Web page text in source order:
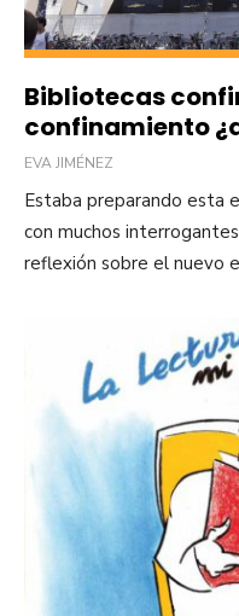
Bibliotecas
confinamiento
EVA JIMÉNEZ
Estaba preparando esta
con muchos
reflexión sobre el nuevo